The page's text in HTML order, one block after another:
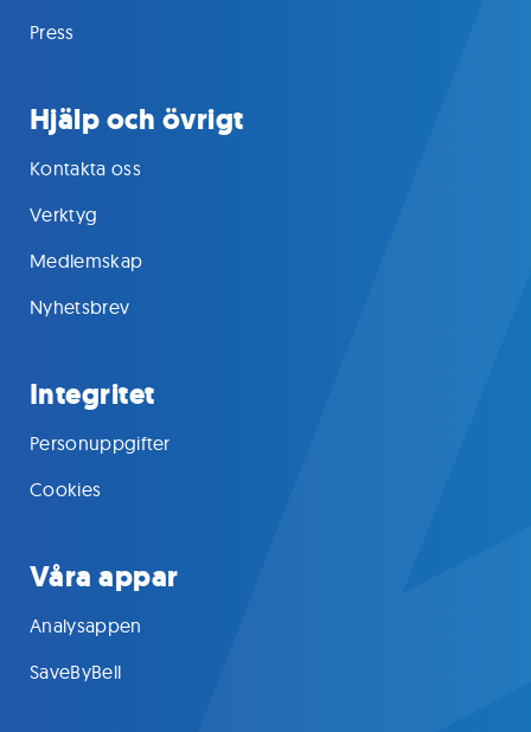
Press
Hjälp och övrigt
Kontakta oss
Verktyg
Medlemskap
Nyhetsbrev
Integritet
Personuppgifter
Cookies
Våra appar
Analysappen
SaveByBell